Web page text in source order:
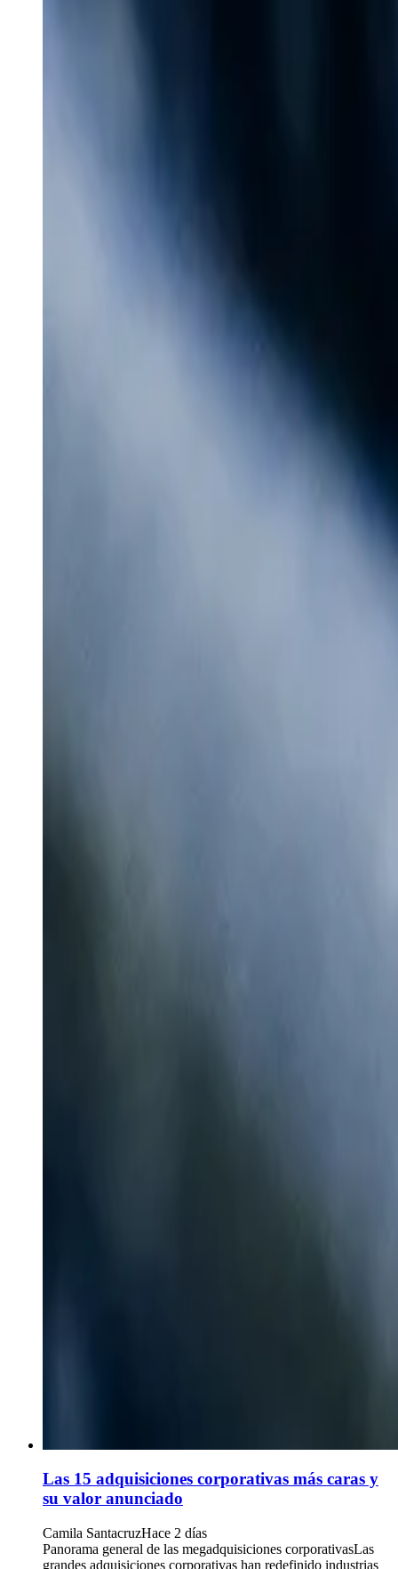
Las 15 adquisiciones corporativas más caras y
su valor anunciado
Camila SantacruzHace 2 días
Panorama general de las megadquisiciones corporativasLas
grandes adquisiciones corporativas han redefinido industrias